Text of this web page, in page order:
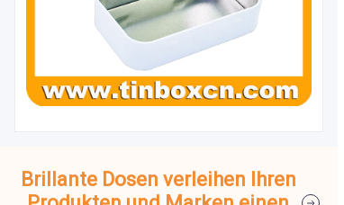
Brillante Dosen verleihen Ihren